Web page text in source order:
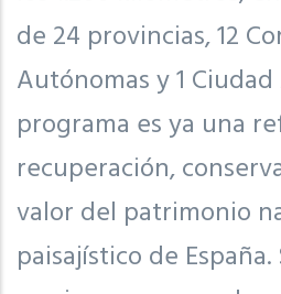
de 24 provincias, 12
Autónomas y 1
programa es ya una
recuperación,
valor del patrimonio
paisajístico de